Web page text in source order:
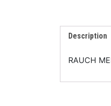
Description
RAUCH